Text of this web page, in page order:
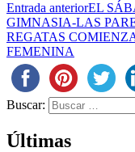
Entrada anteriorEL
GIMNASIA-LAS
REGATAS
FEMENINA
Buscar:
Últimas